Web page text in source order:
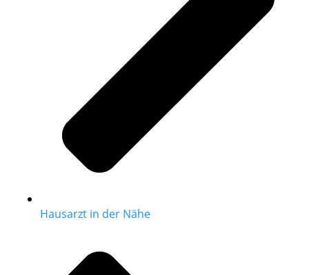
Hausarzt in der Nähe